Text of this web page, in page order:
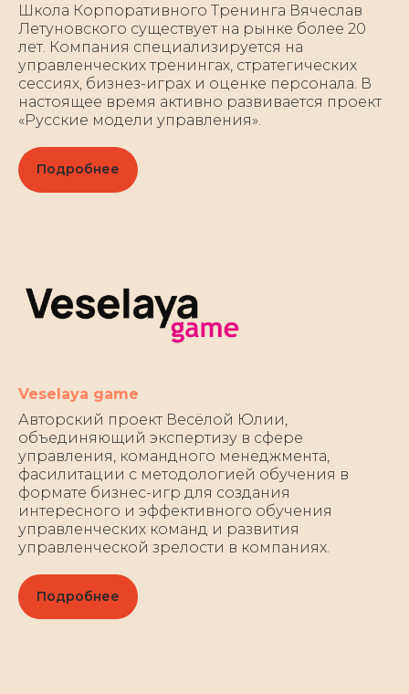
Школа Корпоративного Тренинга Вячеслав
Летуновского существует на рынке более 20
лет. Компания специализируется на
управленческих тренингах, стратегических
сессиях, бизнез-играх и оценке персонала. В
настоящее время активно развивается проект
«Русские модели управления».
Подробнее
Veselaya game
Авторский проект Весёлой Юлии,
объединяющий экспертизу в сфере
управления, командного менеджмента,
фасилитации с методологией обучения в
формате бизнес-игр для создания
интересного и эффективного обучения
управленческих команд и развития
управленческой зрелости в компаниях.
Подробнее